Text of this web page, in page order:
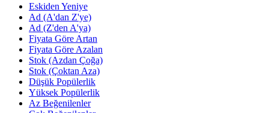
Eskiden Yeniye
Ad (A'dan Z'ye)
Ad (Z'den A'ya)
Fiyata Göre Artan
Fiyata Göre Azalan
Stok (Azdan Çoğa)
Stok (Çoktan Aza)
Düşük Popülerlik
Yüksek Popülerlik
Az Beğenilenler